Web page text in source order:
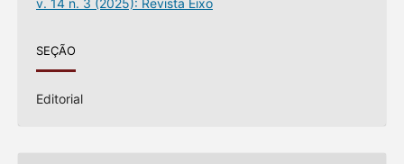
v. 14 n. 3 (2025): Revista Eixo
SEÇÃO
Editorial